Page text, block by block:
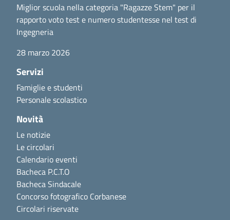
Miglior scuola nella categoria "Ragazze Stem" per il
rapporto voto test e numero studentesse nel test di
Ingegneria
28 marzo 2026
Servizi
Famiglie e studenti
Personale scolastico
Novità
Le notizie
Le circolari
Calendario eventi
Bacheca P.C.T.O
Bacheca Sindacale
Concorso fotografico Corbanese
Circolari riservate